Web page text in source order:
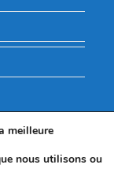
meilleure
nous utilisons ou